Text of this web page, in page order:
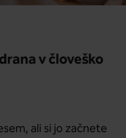
v človeško
ali si jo začnete